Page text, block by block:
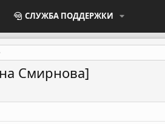
СЛУЖБА ПОДДЕРЖКИ
Смирнова]